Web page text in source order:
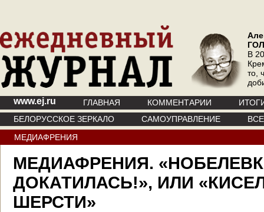
В
то,
www.ej.ru ГЛАВНАЯ КОММЕНТАРИИ
БЕЛОРУССКОЕ ЗЕРКАЛО
САМОУПРАВЛЕНИЕ
МЕДИАФРЕНИЯ
МЕДИАФРЕНИЯ.
ДОКАТИЛАСЬ!», ИЛИ
ШЕРСТИ»